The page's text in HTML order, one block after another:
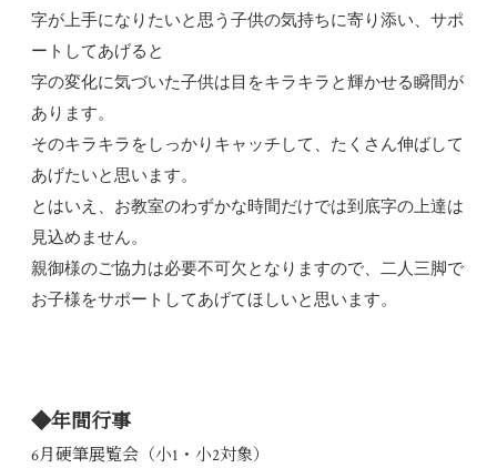
字が上手になりたいと思う子供の気持ちに寄り添い、サポ
ートしてあげると
字の変化に気づいた子供は目をキラキラと輝かせる瞬間が
あります。
そのキラキラをしっかりキャッチして、たくさん伸ばして
あげたいと思います。
とはいえ、お教室のわずかな時間だけでは到底字の上達は
見込めません。
親御様のご協力は必要不可欠となりますので、二人三脚で
お子様をサポートしてあげてほしいと思います。
◆年間行事
6月硬筆展覧会（小1・小2対象）